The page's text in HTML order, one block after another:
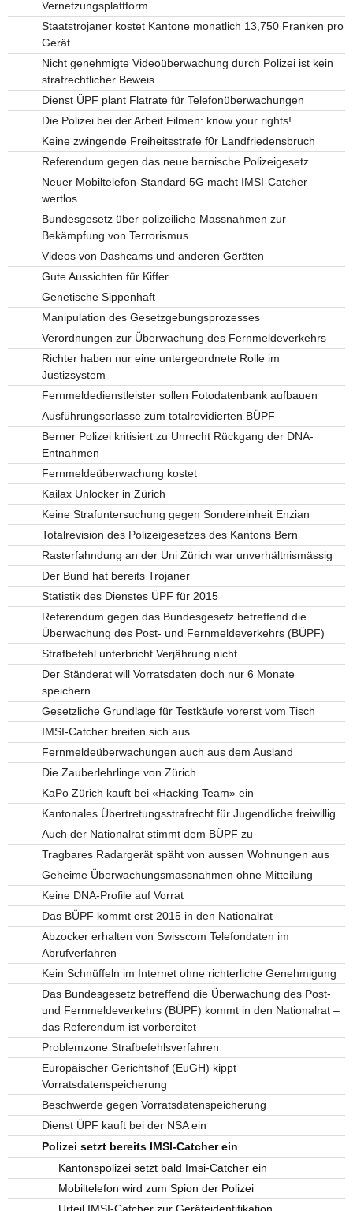
Vernetzungsplattform
Staatstrojaner kostet Kantone monatlich 13,750 Franken pro
Gerät
Nicht genehmigte Videoüberwachung durch Polizei ist kein
strafrechtlicher Beweis
Dienst ÜPF plant Flatrate für Telefonüberwachungen
Die Polizei bei der Arbeit Filmen: know your rights!
Keine zwingende Freiheitsstrafe f0r Landfriedensbruch
Referendum gegen das neue bernische Polizeigesetz
Neuer Mobiltelefon-Standard 5G macht IMSI-Catcher
wertlos
Bundesgesetz über polizeiliche Massnahmen zur
Bekämpfung von Terrorismus
Videos von Dashcams und anderen Geräten
Gute Aussichten für Kiffer
Genetische Sippenhaft
Manipulation des Gesetzgebungsprozesses
Verordnungen zur Überwachung des Fernmeldeverkehrs
Richter haben nur eine untergeordnete Rolle im
Justizsystem
Fernmeldedienstleister sollen Fotodatenbank aufbauen
Ausführungserlasse zum totalrevidierten BÜPF
Berner Polizei kritisiert zu Unrecht Rückgang der DNA-
Entnahmen
Fernmeldeüberwachung kostet
Kailax Unlocker in Zürich
Keine Strafuntersuchung gegen Sondereinheit Enzian
Totalrevision des Polizeigesetzes des Kantons Bern
Rasterfahndung an der Uni Zürich war unverhältnismässig
Der Bund hat bereits Trojaner
Statistik des Dienstes ÜPF für 2015
Referendum gegen das Bundesgesetz betreffend die
Überwachung des Post- und Fernmeldeverkehrs (BÜPF)
Strafbefehl unterbricht Verjährung nicht
Der Ständerat will Vorratsdaten doch nur 6 Monate
speichern
Gesetzliche Grundlage für Testkäufe vorerst vom Tisch
IMSI-Catcher breiten sich aus
Fernmeldeüberwachungen auch aus dem Ausland
Die Zauberlehrlinge von Zürich
KaPo Zürich kauft bei «Hacking Team» ein
Kantonales Übertretungsstrafrecht für Jugendliche freiwillig
Auch der Nationalrat stimmt dem BÜPF zu
Tragbares Radargerät späht von aussen Wohnungen aus
Geheime Überwachungsmassnahmen ohne Mitteilung
Keine DNA-Profile auf Vorrat
Das BÜPF kommt erst 2015 in den Nationalrat
Abzocker erhalten von Swisscom Telefondaten im
Abrufverfahren
Kein Schnüffeln im Internet ohne richterliche Genehmigung
Das Bundesgesetz betreffend die Überwachung des Post-
und Fernmeldeverkehrs (BÜPF) kommt in den Nationalrat –
das Referendum ist vorbereitet
Problemzone Strafbefehlsverfahren
Europäischer Gerichtshof (EuGH) kippt
Vorratsdatenspeicherung
Beschwerde gegen Vorratsdatenspeicherung
Dienst ÜPF kauft bei der NSA ein
Polizei setzt bereits IMSI-Catcher ein
Kantonspolizei setzt bald Imsi-Catcher ein
Mobiltelefon wird zum Spion der Polizei
Urteil IMSI-Catcher zur Geräteidentifikation